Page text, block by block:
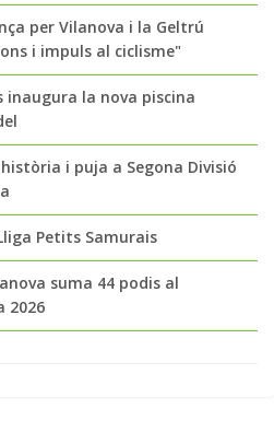
per Vilanova i la Geltrú
i impuls al ciclisme"
inaugura la nova piscina
i puja a Segona Divisió
Petits Samurais
suma 44 podis al
2026